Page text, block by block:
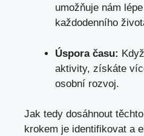
umožňuje nám
každodenního
Úspora času:
aktivity, získáte
osobní rozvoj.
Jak tedy dosáhnout
krokem je identifikovat a